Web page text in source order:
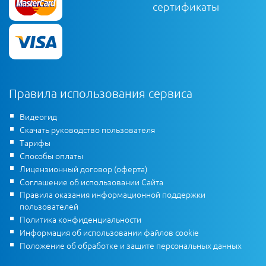
сертификаты
Правила использования сервиса
Видеогид
Скачать руководство пользователя
Тарифы
Способы оплаты
Лицензионный договор (оферта)
Соглашение об использовании Сайта
Правила оказания информационной поддержки
пользователей
Политика конфиденциальности
Информация об использовании файлов cookie
Положение об обработке и защите персональных данных